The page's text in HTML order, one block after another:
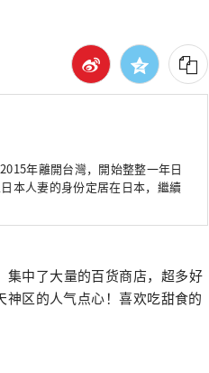
年離開台灣，開始整整一年日
本人妻的身份定居在日本，繼續
集中了大量的百货商店，超多好
神区的人气点心！喜欢吃甜食的